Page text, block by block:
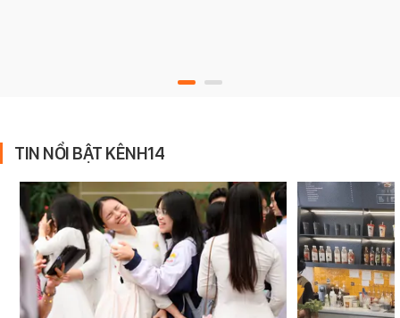
TIN NỔI BẬT KÊNH14